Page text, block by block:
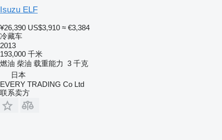
Isuzu ELF
¥26,390 US$3,910 ≈ €3,384
冷藏车
2013
193,000 千米
燃油 柴油 载重能力 3 千克
日本
EVERY TRADING Co Ltd
联系卖方